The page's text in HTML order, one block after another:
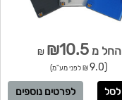
החל מ₪10.5
₪
(9.0 ₪ לפני מע"מ)
לפרטים נוספים